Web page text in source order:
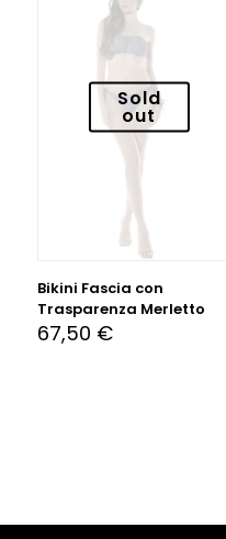
Sold
out
Bikini Fascia con
Trasparenza Merletto
67,50 €